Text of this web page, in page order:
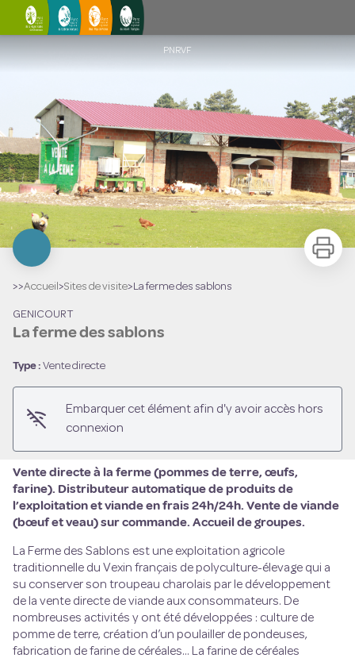
La ferme des sablons
PNRVF
Imprimer
>>Accueil >Sites de visite> La ferme des sablons
GENICOURT
La ferme des sablons
Type : Vente directe
Embarquer cet élément afin d'y avoir accès hors
connexion
Vente directe à la ferme (pommes de terre, œufs,
farine). Distributeur automatique de produits de
l’exploitation et viande en frais 24h/24h. Vente de viande
(bœuf et veau) sur commande. Accueil de groupes.
La Ferme des Sablons est une exploitation agricole
traditionnelle du Vexin français de polyculture-élevage qui a
su conserver son troupeau charolais par le développement
de la vente directe de viande aux consommateurs. De
nombreuses activités y ont été développées : culture de
pomme de terre, création d’un poulailler de pondeuses,
fabrication de farine de céréales... La farine de céréales